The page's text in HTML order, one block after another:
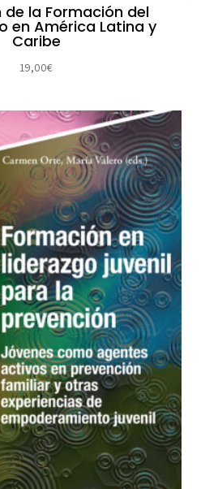
de la Formación del
en América Latina y
Caribe
19,00€